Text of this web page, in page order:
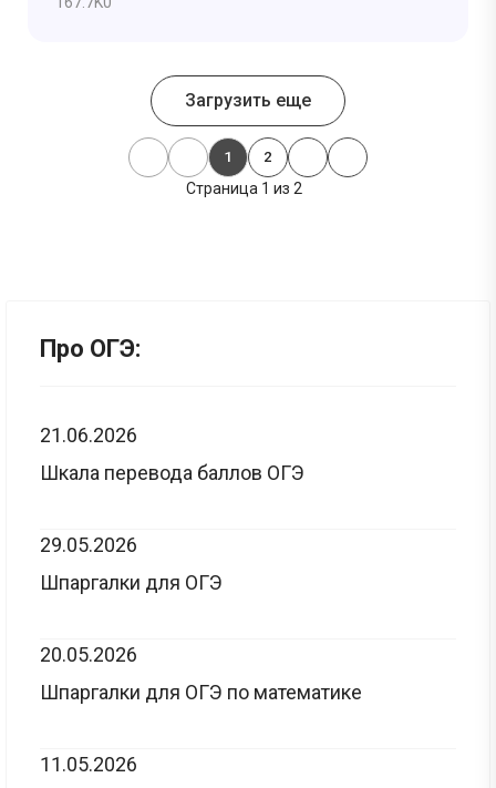
Загрузить еще
1
2
Страница 1 из 2
Про ОГЭ:
21.06.2026
Шкала перевода баллов ОГЭ
29.05.2026
Шпаргалки для ОГЭ
20.05.2026
Шпаргалки для ОГЭ по математике
11.05.2026